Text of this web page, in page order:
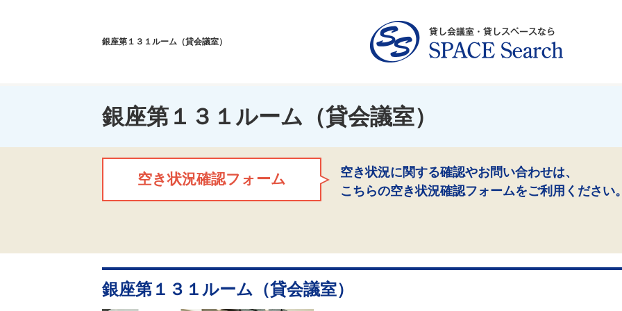
銀座第１３１ルーム（貸会議室）
銀座第１３１ルーム（貸会議室）
空き状況確認フォーム
空き状況に関する確認やお問い合わせは、
こちらの空き状況確認フォームをご利用ください
銀座第１３１ルーム（貸会議室）